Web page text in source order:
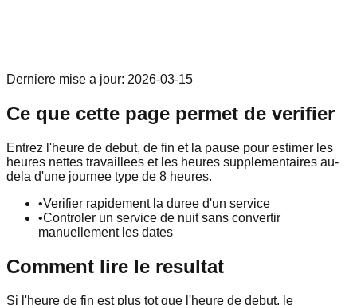
Derniere mise a jour: 2026-03-15
Ce que cette page permet de verifier
Entrez l'heure de debut, de fin et la pause pour estimer les
heures nettes travaillees et les heures supplementaires au-
dela d'une journee type de 8 heures.
•Verifier rapidement la duree d'un service
•Controler un service de nuit sans convertir
manuellement les dates
Comment lire le resultat
Si l'heure de fin est plus tot que l'heure de debut, le